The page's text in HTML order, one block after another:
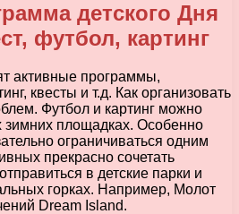
детского Дня
футбол, картинг
активные программы,
квесты и т.д. Как организовать
Футбол и картинг можно
зимних площадках. Особенно
ограничиваться одним
прекрасно сочетать
в детские парки и
горках. Например, Молот
Dream Island.